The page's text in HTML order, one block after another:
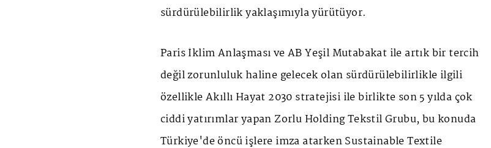
sürdürülebilirlik yaklaşımıyla yürütüyor.
Paris İklim Anlaşması ve AB Yeşil Mutabakat ile artık bir tercih
değil zorunluluk haline gelecek olan sürdürülebilirlikle ilgili
özellikle Akıllı Hayat 2030 stratejisi ile birlikte son 5 yılda çok
ciddi yatırımlar yapan Zorlu Holding Tekstil Grubu, bu konuda
Türkiye'de öncü işlere imza atarken Sustainable Textile